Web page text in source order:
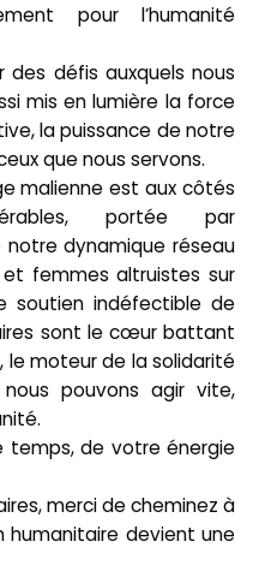
pour l’humanité
des défis auxquels nous
mis en lumière la force
la puissance de notre
que nous servons.
malienne est aux côtés
portée par
notre dynamique réseau
femmes altruistes sur
soutien indéfectible de
sont le cœur battant
moteur de la solidarité
pouvons agir vite,
temps, de votre énergie
merci de cheminez à
devient une